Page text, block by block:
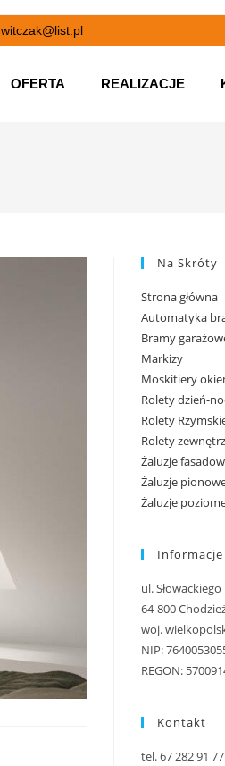
witczak@list.pl
OFERTA REALIZACJE
Na Skróty
Strona główna
Automatyka
Bramy
Markizy
Moskitiery
Rolety dzień-
Rolety
Rolety
Żaluzje
Żaluzje
Żaluzje
Informacje
ul. Słowackiego
64-800
woj.
NIP:
REGON:
Kontakt
tel. 67 282 91 77